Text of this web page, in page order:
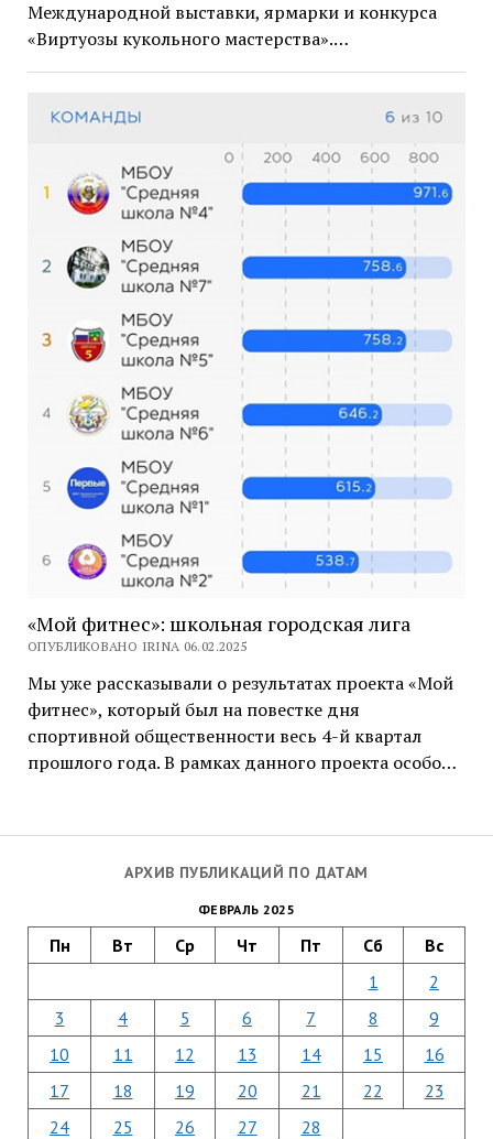
АРХИВ ПУБЛИКАЦИЙ ПО ДАТАМ
ФЕВРАЛЬ 2025
Пн Вт Ср Чт Пт Сб Вс
1
2
3
4 5 6 7 8
9
10
11 12 13 14 15
16
17
18 19 20 21 22
23
24
25 26 27 28
Международной выставки, ярмарки и конкурса
«Виртуозы кукольного мастерства».…
«Мой фитнес»: школьная городская лига
ОПУБЛИКОВАНО IRINA 06.02.2025
Мы уже рассказывали о результатах проекта «Мой
фитнес», который был на повестке дня
спортивной общественности весь 4-й квартал
прошлого года. В рамках данного проекта особо…